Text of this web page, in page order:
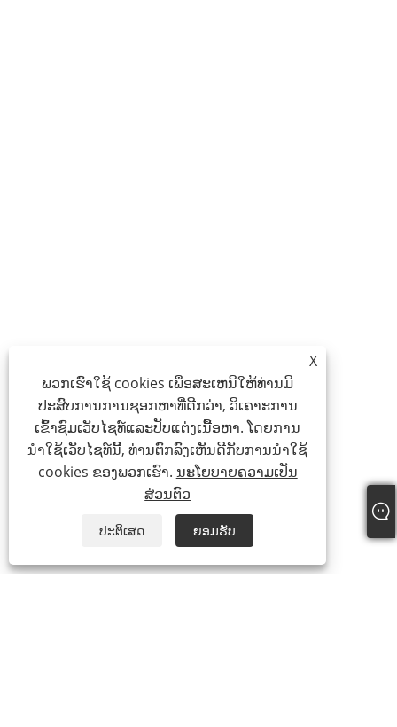
X
ພວກເຮົາໃຊ້ cookies ເພື່ອສະເຫນີໃຫ້ທ່ານມີ
ປະສົບການການຊອກຫາທີ່ດີກວ່າ, ວິເຄາະການ
ເຂົ້າຊົມເວັບໄຊທ໌ແລະປັບແຕ່ງເນື້ອຫາ. ໂດຍການ
ນໍາໃຊ້ເວັບໄຊທ໌ນີ້, ທ່ານຕົກລົງເຫັນດີກັບການນໍາໃຊ້
cookies ຂອງພວກເຮົາ. ນະໂຍບາຍຄວາມເປັນ
ສ່ວນຕົວ
ປະຕິເສດ ຍອມຮັບ